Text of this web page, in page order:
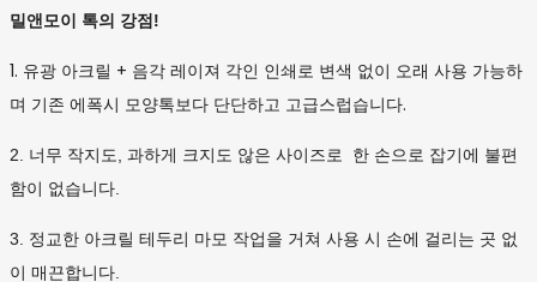
밀앤모이 톡의 강점!
1. 유광 아크릴 + 음각 레이져 각인 인쇄로 변색 없이 오래 사용 가능하
며 기존 에폭시 모양톡보다 단단하고 고급스럽습니다.
2. 너무 작지도, 과하게 크지도 않은 사이즈로 한 손으로 잡기에 불편
함이 없습니다.
3. 정교한 아크릴 테두리 마모 작업을 거쳐 사용 시 손에 걸리는 곳 없
이 매끈합니다.